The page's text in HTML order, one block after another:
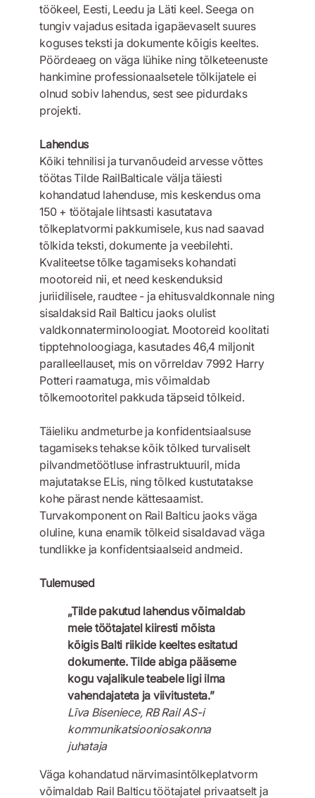
töökeel, Eesti, Leedu ja Läti keel. Seega on
tungiv vajadus esitada igapäevaselt suures
koguses teksti ja dokumente kõigis keeltes.
Pöördeaeg on väga lühike ning tõlketeenuste
hankimine professionaalsetele tõlkijatele ei
olnud sobiv lahendus, sest see pidurdaks
projekti.
Lahendus
Kõiki tehnilisi ja turvanõudeid arvesse võttes
töötas Tilde RailBalticale välja täiesti
kohandatud lahenduse, mis keskendus oma
150 + töötajale lihtsasti kasutatava
tõlkeplatvormi pakkumisele, kus nad saavad
tõlkida teksti, dokumente ja veebilehti.
Kvaliteetse tõlke tagamiseks kohandati
mootoreid nii, et need keskenduksid
juriidilisele, raudtee - ja ehitusvaldkonnale ning
sisaldaksid Rail Balticu jaoks olulist
valdkonnaterminoloogiat. Mootoreid koolitati
tipptehnoloogiaga, kasutades 46,4 miljonit
paralleellauset, mis on võrreldav 7992 Harry
Potteri raamatuga, mis võimaldab
tõlkemootoritel pakkuda täpseid tõlkeid.
Täieliku andmeturbe ja konfidentsiaalsuse
tagamiseks tehakse kõik tõlked turvaliselt
pilvandmetöötluse infrastruktuuril, mida
majutatakse ELis, ning tõlked kustutatakse
kohe pärast nende kättesaamist.
Turvakomponent on Rail Balticu jaoks väga
oluline, kuna enamik tõlkeid sisaldavad väga
tundlikke ja konfidentsiaalseid andmeid.
Tulemused
„Tilde pakutud lahendus võimaldab
meie töötajatel kiiresti mõista
kõigis Balti riikide keeltes esitatud
dokumente. Tilde abiga pääseme
kogu vajalikule teabele ligi ilma
vahendajateta ja viivitusteta.”
Līva Biseniece, RB Rail AS-i
kommunikatsiooniosakonna
juhataja
Väga kohandatud närvimasintõlkeplatvorm
võimaldab Rail Balticu töötajatel privaatselt ja